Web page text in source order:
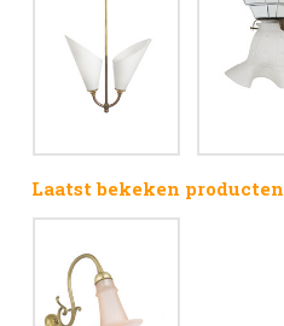
Laatst bekeken producten